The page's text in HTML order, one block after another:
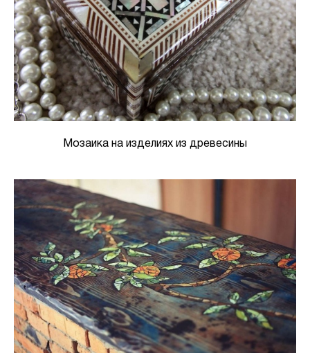
Мозаика на изделиях из древесины